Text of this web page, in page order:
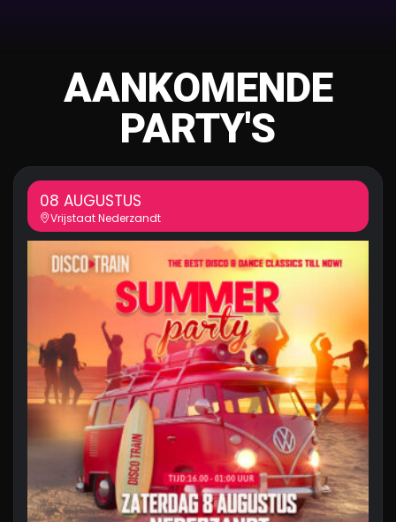
AANKOMENDE
PARTY'S
08 AUGUSTUS
Vrijstaat Nederzandt